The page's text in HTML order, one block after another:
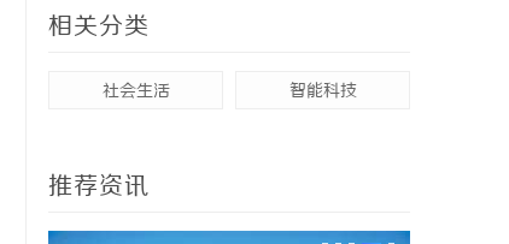
相关分类
社会生活 智能科技
推荐资讯